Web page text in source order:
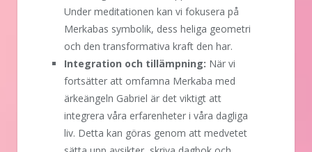
Under meditationen kan vi fokusera på
Merkabas symbolik, dess heliga geometri
och den transformativa kraft den har.
Integration och tillämpning: När vi
fortsätter att omfamna Merkaba med
ärkeängeln Gabriel är det viktigt att
integrera våra erfarenheter i våra dagliga
liv. Detta kan göras genom att medvetet